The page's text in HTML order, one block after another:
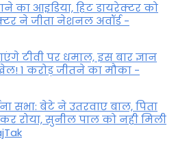
का आइडिया, हिट डायरेक्टर को
ने जीता नेशनल अवॉर्ड -
टीवी पर धमाल, इस बार ज्ञान
1 करोड़ जीतने का मौका -
सभा: बेटे ने उतरवाए बाल, पिता
रोया, सुनील पाल को नही मिली